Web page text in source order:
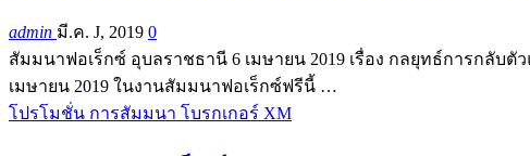
admin มี.ค. J, 2019 0
สัมมนาฟอเร็กซ์ อุบลราชธานี 6 เมษายน 2019 เรื่อง กลยุทธ์การกลับ
เมษายน 2019 ในงานสัมมนาฟอเร็กซ์ฟรีนี้ …
โปรโมชั่น การสัมมนา โบรกเกอร์ XM